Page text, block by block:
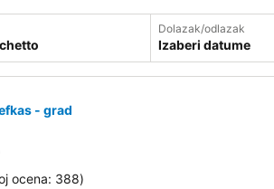
Dolazak/odlazak
Izaberi datume
- grad
ocena: 388)